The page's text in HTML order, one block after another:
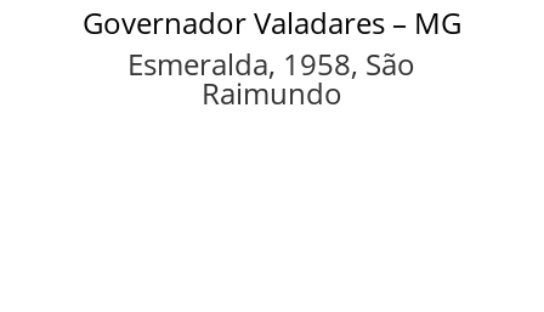
Governador Valadares – MG
Esmeralda, 1958, São
Raimundo